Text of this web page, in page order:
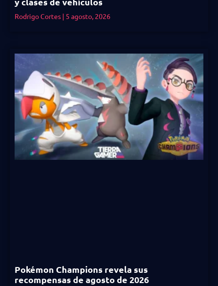
Rodrigo Cortes 5 agosto, 2026
Pokémon Champions revela sus
recompensas de agosto de 2026